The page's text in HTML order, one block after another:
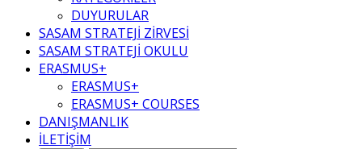
DUYURULAR
SASAM STRATEJİ ZİRVESİ
SASAM STRATEJİ OKULU
ERASMUS+
ERASMUS+
ERASMUS+ COURSES
DANIŞMANLIK
İLETİŞİM